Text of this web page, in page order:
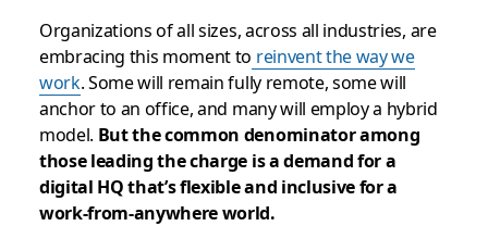
Organizations of all sizes, across all industries, are
embracing this moment to reinvent the way we
work. Some will remain fully remote, some will
anchor to an office, and many will employ a hybrid
model. But the common denominator among
those leading the charge is a demand for a
digital HQ that’s flexible and inclusive for a
work-from-anywhere world.